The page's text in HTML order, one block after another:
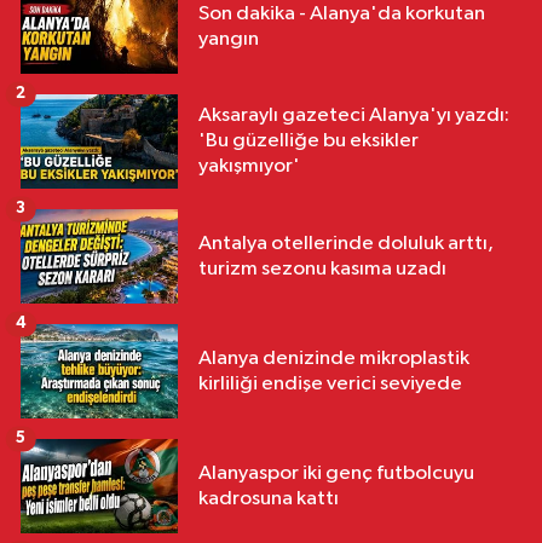
Son dakika - Alanya'da korkutan
yangın
Aksaraylı gazeteci Alanya'yı yazdı:
'Bu güzelliğe bu eksikler
yakışmıyor'
2
Antalya otellerinde doluluk arttı,
turizm sezonu kasıma uzadı
3
Alanya denizinde mikroplastik
kirliliği endişe verici seviyede
4
Alanyaspor iki genç futbolcuyu
kadrosuna kattı
5